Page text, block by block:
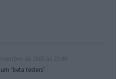
‘beta testers’